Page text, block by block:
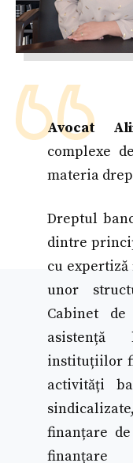
Avocat
complexe
materia
Dreptul
dintre
cu
unor
Cabinet
asistență
instituțiilor
activități
finanțare
finanțare